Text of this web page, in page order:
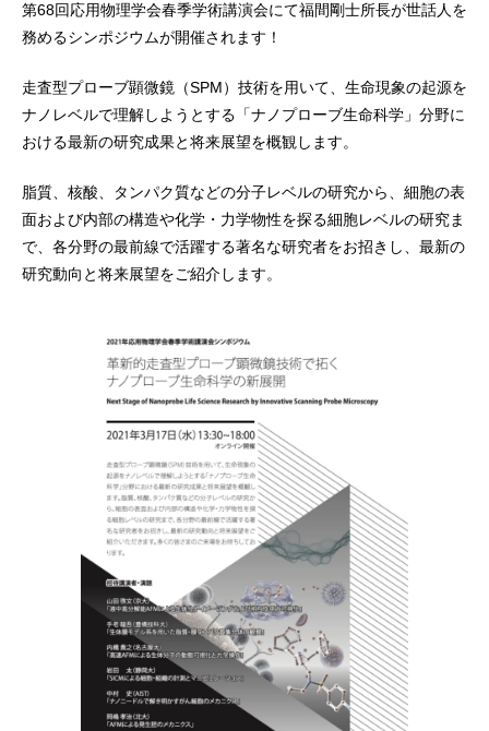
第68回応用物理学会春季学術講演会にて福間剛士所長が世話人を
務めるシンポジウムが開催されます！
走査型プローブ顕微鏡（SPM）技術を用いて、生命現象の起源を
ナノレベルで理解しようとする「ナノプローブ生命科学」分野に
おける最新の研究成果と将来展望を概観します。
脂質、核酸、タンパク質などの分子レベルの研究から、細胞の表
面および内部の構造や化学・力学物性を探る細胞レベルの研究ま
で、各分野の最前線で活躍する著名な研究者をお招きし、最新の
研究動向と将来展望をご紹介します。